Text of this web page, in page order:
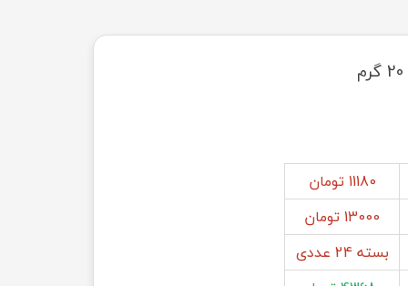
خروج از حساب کاربری
11180 تومان
13000 تومان
بسته 24 عددی